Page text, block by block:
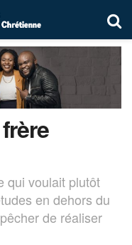
qui voulait plutôt
en dehors du
de réaliser